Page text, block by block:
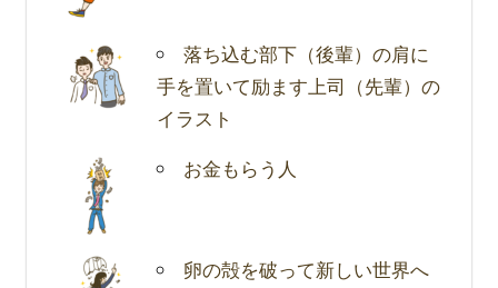
落ち込む部下（後輩）の肩に
手を置いて励ます上司（先輩）の
イラスト
お金もらう人
卵の殻を破って新しい世界へ